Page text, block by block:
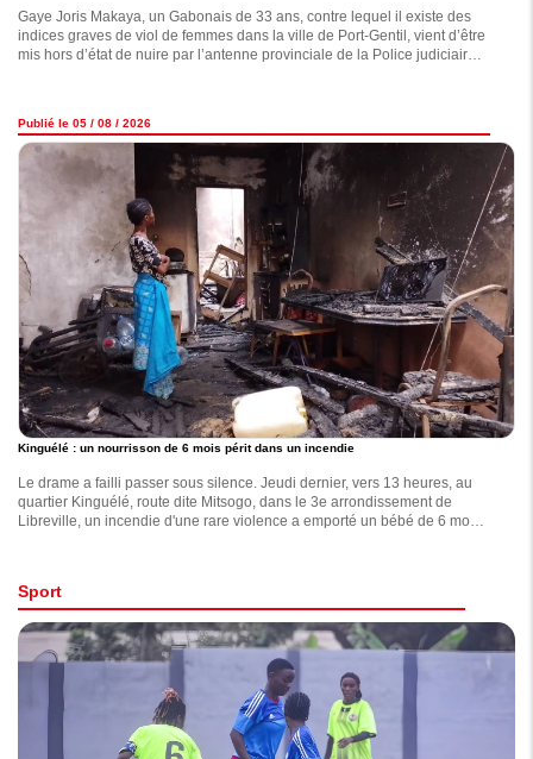
Gaye Joris Makaya, un Gabonais de 33 ans, contre lequel il existe des
indices graves de viol de femmes dans la ville de Port-Gentil, vient d’être
mis hors d’état de nuire par l’antenne provinciale de la Police judiciaire
Publié le 05 / 08 / 2026
Kinguélé : un nourrisson de 6 mois périt dans un incendie
Le drame a failli passer sous silence. Jeudi dernier, vers 13 heures, au
quartier Kinguélé, route dite Mitsogo, dans le 3e arrondissement de
Libreville, un incendie d'une rare violence a emporté un bébé de 6 mois,
Sport